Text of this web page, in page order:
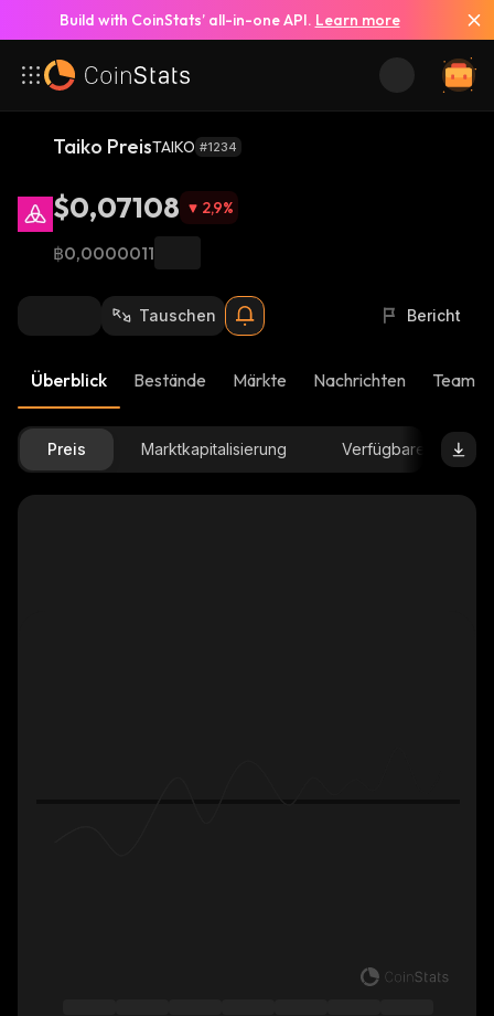
Build with CoinStats’ all-in-one API. Learn more
Taiko PreisTAIKO #1234
$0,07108 2,9%
฿0,0000011
Tauschen Bericht
Überblick Bestände Märkte Nachrichten Team-
Preis Marktkapitalisierung Verfügbare Menge